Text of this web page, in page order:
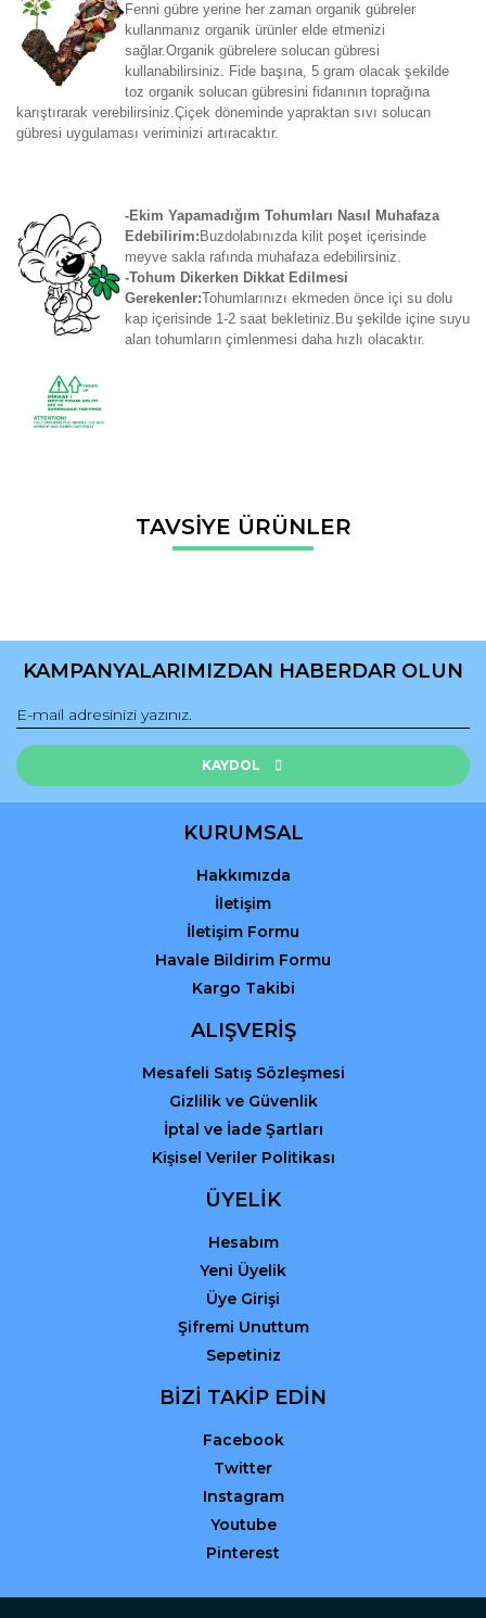
Fenni gübre yerine her zaman organik gübreler
kullanmanız organik ürünler elde etmenizi
sağlar.Organik gübrelere solucan gübresi
kullanabilirsiniz. Fide başına, 5 gram olacak şekilde
toz organik solucan gübresini fidanının toprağına
karıştırarak verebilirsiniz.Çiçek döneminde yapraktan sıvı solucan
gübresi uygulaması veriminizi artıracaktır.
-Ekim Yapamadığım Tohumları Nasıl Muhafaza
Edebilirim: Buzdolabınızda kilit poşet içerisinde
meyve sakla rafında muhafaza edebilirsiniz.
-Tohum Dikerken Dikkat Edilmesi
Gerekenler:Tohumlarınızı ekmeden önce içi su dolu
kap içerisinde 1-2 saat bekletiniz.Bu şekilde içine suyu
alan tohumların çimlenmesi daha hızlı olacaktır.
Bu ürüne ilk yorumu siz yapın!
Bu ürünün fiyat bilgisi, resim, ürün açıklamalarında ve diğer
konularda yetersiz gördüğünüz noktaları öneri formunu
Ürün açıklamasında eksik bilgiler bulunuyor.
Ürün fiyatı diğer sitelerden daha pahalı.
Bu ürüne benzer farklı alternatifler olmalı.
Gönder
TAVSİYE ÜRÜNLER
KAMPANYALARIMIZDAN HABERDAR OLUN
KAYDOL
KURUMSAL
Hakkımızda
İletişim
İletişim Formu
Havale Bildirim Formu
Kargo Takibi
ALIŞVERİŞ
Mesafeli Satış Sözleşmesi
Gizlilik ve Güvenlik
İptal ve İade Şartları
Kişisel Veriler Politikası
ÜYELİK
Hesabım
Yeni Üyelik
Üye Girişi
Şifremi Unuttum
Sepetiniz
BİZİ TAKİP EDİN
Facebook
Twitter
Instagram
Youtube
Pinterest